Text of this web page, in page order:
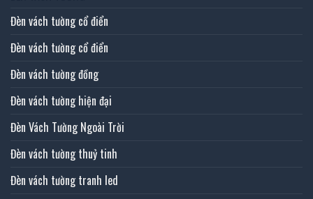
Đèn vách tường cổ điển
Đèn vách tường cổ điển
Đèn vách tường đồng
Đèn vách tường hiện đại
Đèn Vách Tường Ngoài Trời
Đèn vách tường thuỷ tinh
Đèn vách tường tranh led